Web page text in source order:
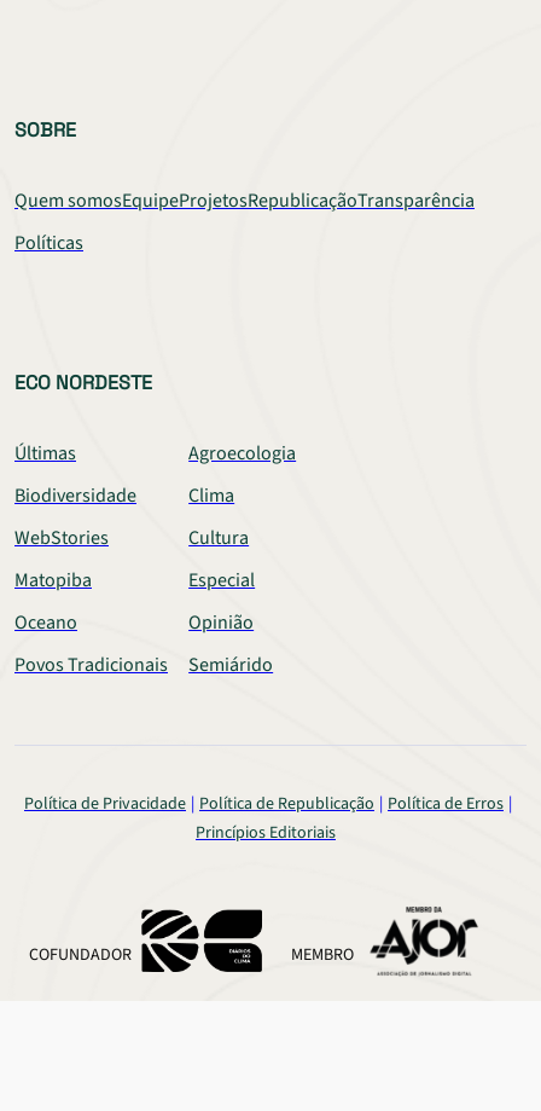
SOBRE
Quem somosEquipeProjetosRepublicaçãoTransparência
Políticas
ECO NORDESTE
Últimas
Agroecologia
Biodiversidade
Clima
WebStories
Cultura
Matopiba
Especial
Oceano
Opinião
Povos Tradicionais
Semiárido
Política de Privacidade Política de Republicação
Política de Erros
Princípios Editoriais
COFUNDADOR MEMBRO